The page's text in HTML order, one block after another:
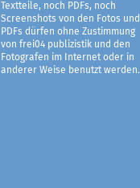
Textteile, noch PDFs, noch
Screenshots von den Fotos und
PDFs dürfen ohne Zustimmung
von frei04 publizistik und den
Fotografen im Internet oder in
anderer Weise benutzt werden.